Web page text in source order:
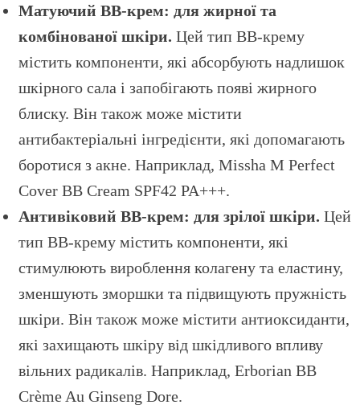
Матуючий BB-крем: для жирної та
комбінованої шкіри. Цей тип BB-крему
містить компоненти, які абсорбують надлишок
шкірного сала і запобігають появі жирного
блиску. Він також може містити
антибактеріальні інгредієнти, які допомагають
боротися з акне. Наприклад, Missha M Perfect
Cover BB Cream SPF42 PA+++.
Антивіковий BB-крем: для зрілої шкіри. Цей
тип BB-крему містить компоненти, які
стимулюють вироблення колагену та еластину,
зменшують зморшки та підвищують пружність
шкіри. Він також може містити антиоксиданти,
які захищають шкіру від шкідливого впливу
вільних радикалів. Наприклад, Erborian BB
Crème Au Ginseng Dore.